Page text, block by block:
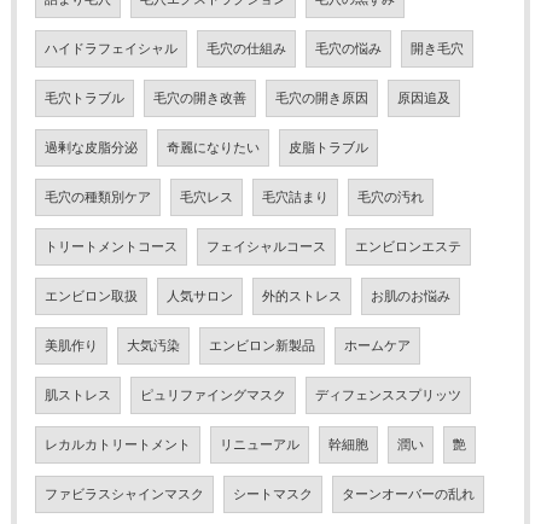
ハイドラフェイシャル 毛穴の仕組み 毛穴の悩み 開き毛穴
毛穴トラブル 毛穴の開き改善 毛穴の開き原因 原因追及
過剰な皮脂分泌 奇麗になりたい 皮脂トラブル
毛穴の種類別ケア 毛穴レス 毛穴詰まり 毛穴の汚れ
トリートメントコース フェイシャルコース エンビロンエステ
エンビロン取扱 人気サロン 外的ストレス お肌のお悩み
美肌作り 大気汚染 エンビロン新製品 ホームケア
肌ストレス ピュリファイングマスク ディフェンススプリッツ
レカルカトリートメント リニューアル 幹細胞 潤い 艶
ファビラスシャインマスク シートマスク ターンオーバーの乱れ